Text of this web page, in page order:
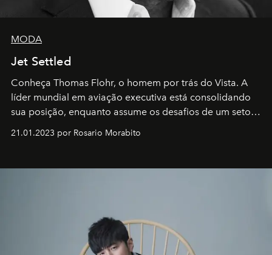
MODA
Jet Settled
Conheça Thomas Flohr, o homem por trás do Vista. A
líder mundial em aviação executiva está consolidando
sua posição, enquanto assume os desafios de um setor
21.01.2023 por Rosario Morabito